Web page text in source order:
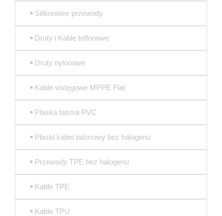
Silikonowe przewody
Druty i Kable teflonowe
Druty nylonowe
Kable wstęgowe MPPE Flat
Płaska taśma PVC
Płaski kabel taśmowy bez halogenu
Przewody TPE bez halogenu
Kable TPE
Kable TPU